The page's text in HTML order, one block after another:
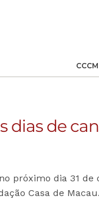
CCCM
dias de
próximo dia 31
Casa de